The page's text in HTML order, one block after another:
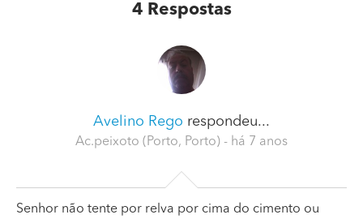
4 Respostas
Avelino Rego respondeu...
Ac.peixoto (Porto, Porto) - há 7 anos
Senhor não tente por relva por cima do cimento ou